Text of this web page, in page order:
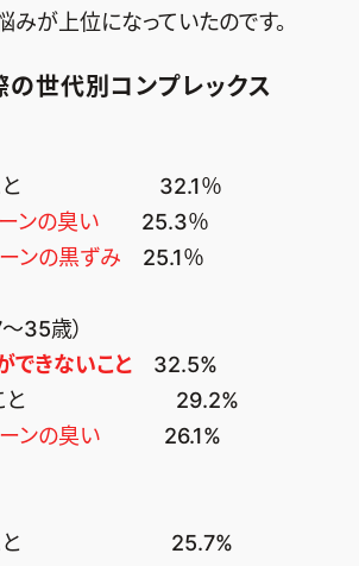
US
ファッション、ライフスタイル、
ラの美意識を、SNSで発信しています。
JOIN US
みが上位になっていたのです。
の世代別コンプレックス
いこと 32.1％
ンの臭い 25.3％
ンの黒ずみ 25.1％
35歳）
できないこと 32.5%
いこと 29.2%
ンの臭い 26.1%
いこと 25.7%